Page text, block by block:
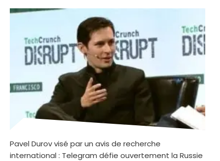
Pavel Durov visé par un avis de recherche
international : Telegram défie ouvertement la Russie